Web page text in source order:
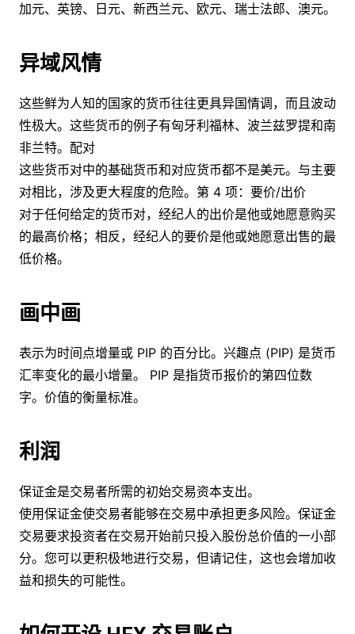
加元、英镑、日元、新西兰元、欧元、瑞士法郎、澳元。
异域风情
这些鲜为人知的国家的货币往往更具异国情调，而且波动
性极大。这些货币的例子有匈牙利福林、波兰兹罗提和南
非兰特。配对
这些货币对中的基础货币和对应货币都不是美元。与主要
对相比，涉及更大程度的危险。第 4 项：要价/出价
对于任何给定的货币对，经纪人的出价是他或她愿意购买
的最高价格；相反，经纪人的要价是他或她愿意出售的最
低价格。
画中画
表示为时间点增量或 PIP 的百分比。兴趣点 (PIP) 是货币
汇率变化的最小增量。 PIP 是指货币报价的第四位数
字。价值的衡量标准。
利润
保证金是交易者所需的初始交易资本支出。
使用保证金使交易者能够在交易中承担更多风险。保证金
交易要求投资者在交易开始前只投入股份总价值的一小部
分。您可以更积极地进行交易，但请记住，这也会增加收
益和损失的可能性。